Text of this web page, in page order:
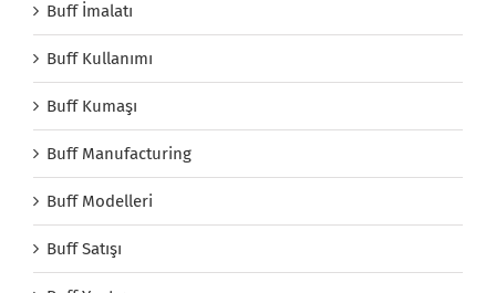
Buff İmalatı
Buff Kullanımı
Buff Kumaşı
Buff Manufacturing
Buff Modelleri
Buff Satışı